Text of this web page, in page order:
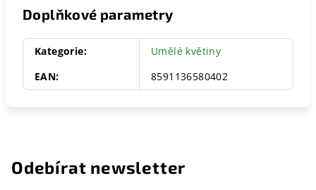
Doplňkové parametry
Kategorie:
Umělé květiny
EAN: 8591136580402
Odebírat newsletter